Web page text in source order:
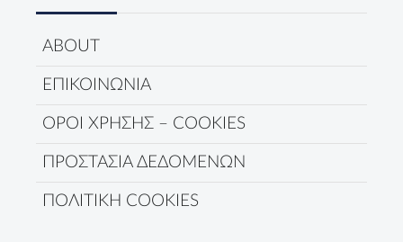
ABOUT
ΕΠΙΚΟΙΝΩΝΙΑ
ΟΡΟΙ ΧΡΗΣΗΣ – COOKIES
ΠΡΟΣΤΑΣΙΑ ΔΕΔΟΜΕΝΩΝ
ΠΟΛΙΤΙΚΗ COOKIES